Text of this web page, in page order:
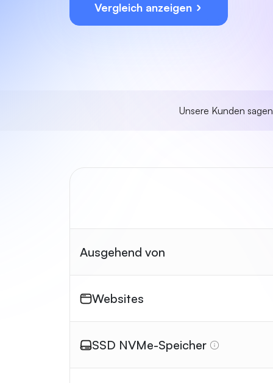
Vergleich anzeigen
Unsere Kunden
Ausgehend von
Websites
SSD NVMe-Speicher